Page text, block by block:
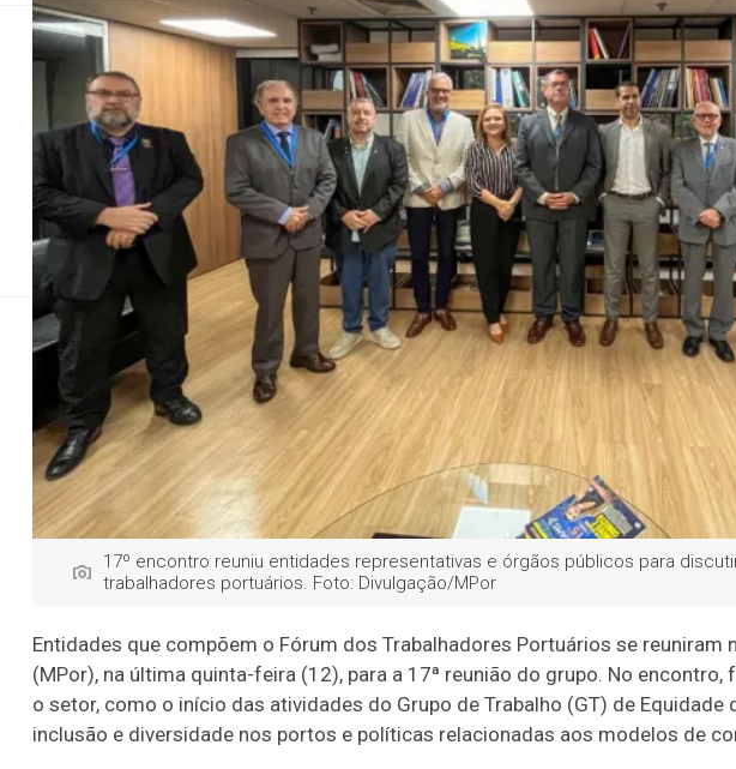
Fórum dos
de gênero, segurança e
17ª reunião do grupo, realizada no Ministério de Portos e
17º encontro reuniu entidades representativas e órgãos públicos para
trabalhadores portuários. Foto: Divulgação/MPor
Entidades que compõem o Fórum dos Trabalhadores Portuários se
(MPor), na última quinta-feira (12), para a 17ª reunião do grupo. No
o setor, como o início das atividades do Grupo de Trabalho (GT) de Equidade
inclusão e diversidade nos portos e políticas relacionadas aos modelos de